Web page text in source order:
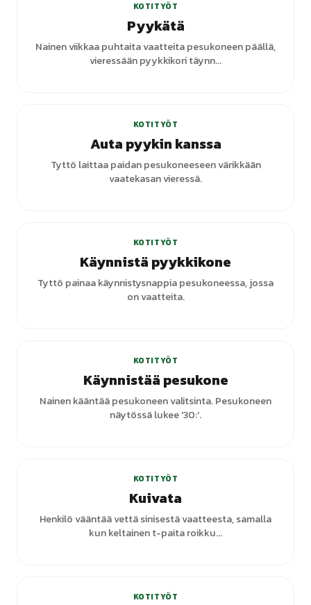
KOTITYÖT
Pyykätä
Nainen viikkaa puhtaita vaatteita pesukoneen päällä,
vieressään pyykkikori täynn...
KOTITYÖT
Auta pyykin kanssa
Tyttö laittaa paidan pesukoneeseen värikkään
vaatekasan vieressä.
KOTITYÖT
Käynnistä pyykkikone
Tyttö painaa käynnistysnappia pesukoneessa, jossa
on vaatteita.
KOTITYÖT
Käynnistää pesukone
Nainen kääntää pesukoneen valitsinta. Pesukoneen
näytössä lukee '30:'.
KOTITYÖT
Kuivata
Henkilö vääntää vettä sinisestä vaatteesta, samalla
kun keltainen t-paita roikku...
KOTITYÖT